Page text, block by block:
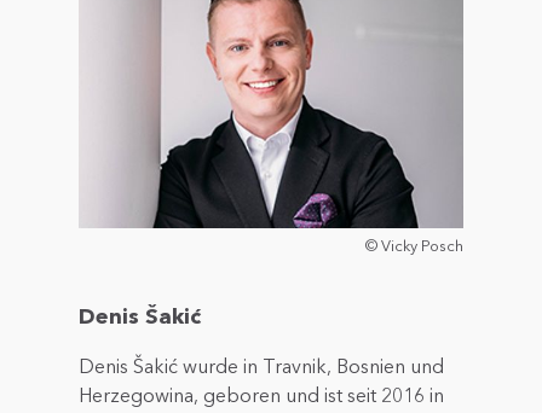
© Vicky Posch
Denis Šakić
Denis Šakić wurde in Travnik, Bosnien und
Herzegowina, geboren und ist seit 2016 in